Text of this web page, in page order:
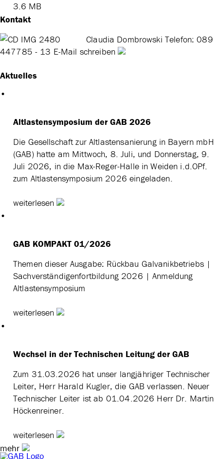
3.6 MB
Kontakt
Claudia Dombrowski Telefon: 089
447785 - 13 E-Mail schreiben
Aktuelles
Altlastensymposium der GAB 2026
Die Gesellschaft zur Altlastensanierung in Bayern mbH
(GAB) hatte am Mittwoch, 8. Juli, und Donnerstag, 9.
Juli 2026, in die Max-Reger-Halle in Weiden i.d.OPf.
zum Altlastensymposium 2026 eingeladen.
weiterlesen
GAB KOMPAKT 01/2026
Themen dieser Ausgabe: Rückbau Galvanikbetriebs |
Sachverständigenfortbildung 2026 | Anmeldung
Altlastensymposium
weiterlesen
Wechsel in der Technischen Leitung der GAB
Zum 31.03.2026 hat unser langjähriger Technischer
Leiter, Herr Harald Kugler, die GAB verlassen. Neuer
Technischer Leiter ist ab 01.04.2026 Herr Dr. Martin
Höckenreiner.
weiterlesen
mehr